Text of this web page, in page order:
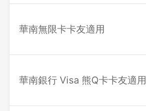
華南無限卡卡友適用
華南銀行 Visa 熊Q卡卡友適用